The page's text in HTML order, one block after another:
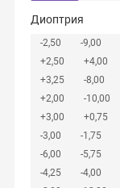
Диоптрия
-2,50 -9,00
+2,50
+4,00
+3,25
-8,00
+2,00
-10,00
+3,00
+0,75
-3,00
-1,75
-6,00
-5,75
-4,25
-4,00